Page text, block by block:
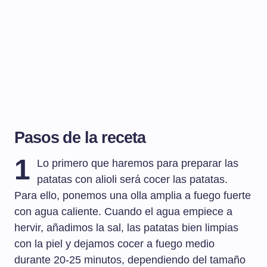
Pasos de la receta
1
Lo primero que haremos para preparar las
patatas con alioli será cocer las patatas.
Para ello, ponemos una olla amplia a fuego fuerte
con agua caliente. Cuando el agua empiece a
hervir, añadimos la sal, las patatas bien limpias
con la piel y dejamos cocer a fuego medio
durante 20-25 minutos, dependiendo del tamaño